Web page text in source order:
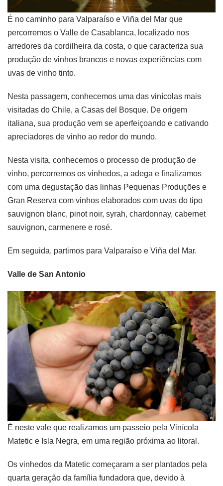
É no caminho para Valparaíso e Viña del Mar que
percorremos o Valle de Casablanca, localizado nos
arredores da cordilheira da costa, o que caracteriza sua
produção de vinhos brancos e novas experiências com
uvas de vinho tinto.
Nesta passagem, conhecemos uma das vinícolas mais
visitadas do Chile, a Casas del Bosque. De origem
italiana, sua produção vem se aperfeiçoando e cativando
apreciadores de vinho ao redor do mundo.
Nesta visita, conhecemos o processo de produção de
vinho, percorremos os vinhedos, a adega e finalizamos
com uma degustação das linhas Pequenas Produções e
Gran Reserva com vinhos elaborados com uvas do tipo
sauvignon blanc, pinot noir, syrah, chardonnay, cabernet
sauvignon, carmenere e rosé.
Em seguida, partimos para Valparaíso e Viña del Mar.
Valle de San Antonio
É neste vale que realizamos um passeio pela Vinícola
Matetic e Isla Negra, em uma região próxima ao litoral.
Os vinhedos da Matetic começaram a ser plantados pela
quarta geração da família fundadora que, devido à